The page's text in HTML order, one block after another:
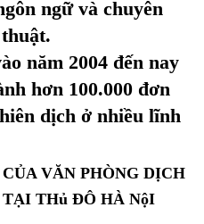
ngữ và chuyên
năm 2004 đến nay
hơn 100.000 đơn
dịch ở nhiều lĩnh
VĂN PHÒNG DỊCH
THủ ĐÔ HÀ NộI